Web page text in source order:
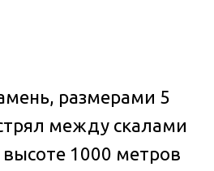
размерами 5
между скалами
высоте 1000 метров